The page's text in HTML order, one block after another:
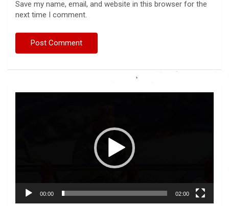
Save my name, email, and website in this browser for the
next time I comment.
00:00 02:00